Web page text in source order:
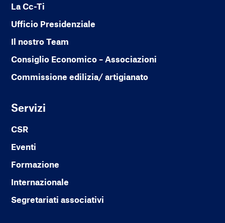
La Cc-Ti
Ufficio Presidenziale
Il nostro Team
Consiglio Economico – Associazioni
Commissione edilizia/ artigianato
Servizi
CSR
Eventi
Formazione
Internazionale
Segretariati associativi